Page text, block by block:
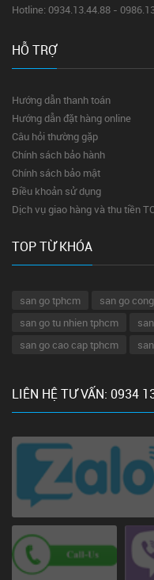
Hotline: 0934.13.44.88 -
HỖ TRỢ
Hướng dẫn thanh toán
Hướng dẫn đặt hàng online
Câu hỏi thường gặp
Chính sách bảo hành
Chính sách bảo mật
Điều khoản sử dụng
Dịch vụ giao hàng và thu tiền
TOP TỪ KHÓA
san go tphcm
san go
san go tu nhien tphcm
san go cao cap tphcm
LIÊN HỆ TƯ VẤN: 0934